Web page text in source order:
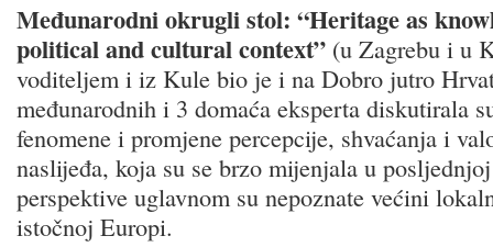
Međunarodni okrugli stol: “Heritage as
political and cultural context” (u Zagrebu i u
voditeljem i iz Kule bio je i na Dobro jutro
međunarodnih i 3 domaća eksperta diskutirala
fenomene i promjene percepcije, shvaćanja i
naslijeđa, koja su se brzo mijenjala u
perspektive uglavnom su nepoznate većini
istočnoj Europi.